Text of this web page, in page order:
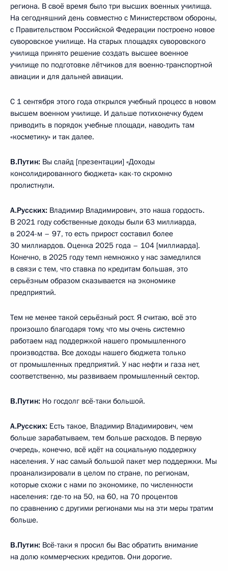
региона. В своё время было три высших военных училища.
На сегодняшний день совместно с Министерством обороны,
с Правительством Российской Федерации построено новое
суворовское училище. На старых площадях суворовского
училища принято решение создать высшее военное
училище по подготовке лётчиков для военно-транспортной
авиации и для дальней авиации.
С 1 сентября этого года открылся учебный процесс в новом
высшем военном училище. И дальше потихонечку будем
приводить в порядок учебные площади, наводить там
«косметику» и так далее.
В.Путин: Вы слайд [презентации] «Доходы
консолидированного бюджета» как-то скромно
пролистнули.
А.Русских: Владимир Владимирович, это наша гордость.
В 2021 году собственные доходы были 63 миллиарда,
в 2024-м – 97, то есть прирост составил более
30 миллиардов. Оценка 2025 года – 104 [миллиарда].
Конечно, в 2025 году темп немножко у нас замедлился
в связи с тем, что ставка по кредитам большая, это
серьёзным образом сказывается на экономике
предприятий.
Тем не менее такой серьёзный рост. Я считаю, всё это
произошло благодаря тому, что мы очень системно
работаем над поддержкой нашего промышленного
производства. Все доходы нашего бюджета только
от промышленных предприятий. У нас нефти и газа нет,
соответственно, мы развиваем промышленный сектор.
В.Путин: Но госдолг всё-таки большой.
А.Русских: Есть такое, Владимир Владимирович, чем
больше зарабатываем, тем больше расходов. В первую
очередь, конечно, всё идёт на социальную поддержку
населения. У нас самый большой пакет мер поддержки. Мы
проанализировали в целом по стране, по регионам,
которые схожи с нами по экономике, по численности
населения: где-то на 50, на 60, на 70 процентов
по сравнению с другими регионами мы на эти меры тратим
больше.
В.Путин: Всё-таки я просил бы Вас обратить внимание
на долю коммерческих кредитов. Они дорогие.